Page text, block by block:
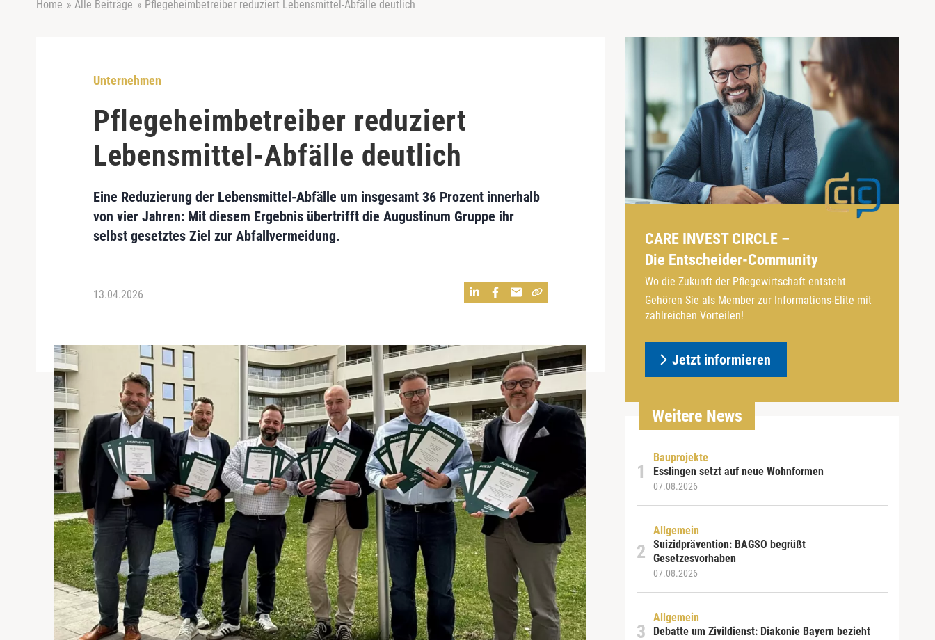
Home » Alle Beiträge » Pflegeheimbetreiber reduziert Lebensmittel-Abfälle deutlich
Unternehmen
Pflegeheimbetreiber reduziert
Lebensmittel-Abfälle deutlich
Eine Reduzierung der Lebensmittel-Abfälle um insgesamt 36 Prozent innerhalb
von vier Jahren: Mit diesem Ergebnis übertrifft die Augustinum Gruppe ihr
selbst gesetztes Ziel zur Abfallvermeidung.
13.04.2026
CARE INVEST CIRCLE –
Die Entscheider-Community
Wo die Zukunft der Pflegewirtschaft entsteht
Gehören Sie als Member zur Informations-Elite mit
zahlreichen Vorteilen!
Jetzt informieren
Weitere News
Bauprojekte
Esslingen setzt auf neue Wohnformen
07.08.2026
Allgemein
Suizidprävention: BAGSO begrüßt
Gesetzesvorhaben
07.08.2026
Allgemein
Debatte um Zivildienst: Diakonie Bayern bezieht